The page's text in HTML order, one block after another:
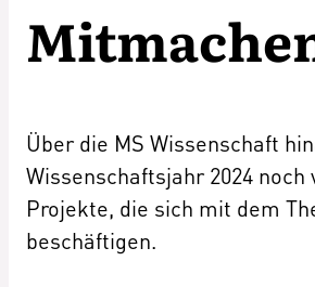
Über die MS Wissenschaft
Wissenschaftsjahr 2024 noch
Projekte, die sich mit dem
beschäftigen.